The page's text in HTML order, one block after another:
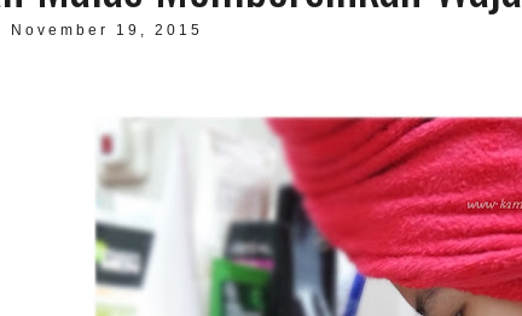
November 19, 2015